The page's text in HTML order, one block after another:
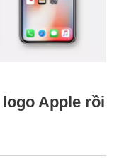
Apple rồi